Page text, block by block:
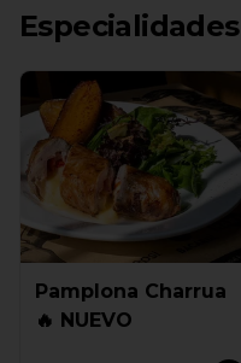
Especialidades
Pamplona Charrua
🔥 NUEVO